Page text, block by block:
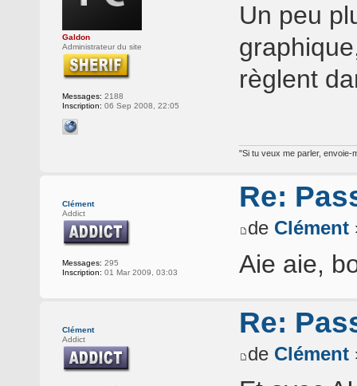
Galdon
Administrateur du site
Messages: 2188
Inscription: 06 Sep 2008, 22:05
Un peu
règlent
"Si tu veux me parler, envoie-
Clément
Addict
Messages: 295
Inscription: 01 Mar 2009, 03:03
Re:
de Clément
Aie aie,
Clément
Addict
Re:
de Clément